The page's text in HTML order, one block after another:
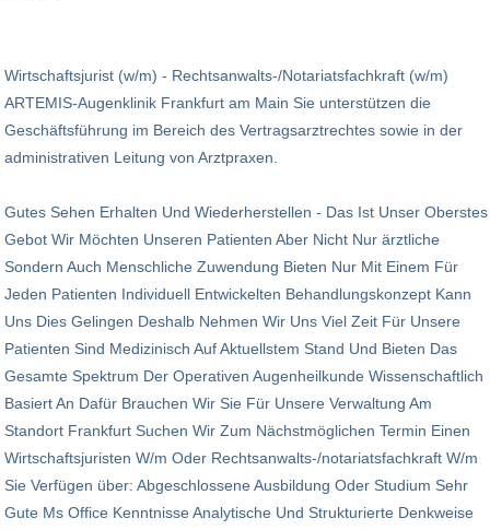
Wirtschaftsjurist (w/m) - Rechtsanwalts-/Notariatsfachkraft (w/m)
ARTEMIS-Augenklinik Frankfurt am Main Sie unterstützen die
Geschäftsführung im Bereich des Vertragsarztrechtes sowie in der
administrativen Leitung von Arztpraxen.
Gutes Sehen Erhalten Und Wiederherstellen - Das Ist Unser Oberstes
Gebot Wir Möchten Unseren Patienten Aber Nicht Nur ärztliche
Sondern Auch Menschliche Zuwendung Bieten Nur Mit Einem Für
Jeden Patienten Individuell Entwickelten Behandlungskonzept Kann
Uns Dies Gelingen Deshalb Nehmen Wir Uns Viel Zeit Für Unsere
Patienten Sind Medizinisch Auf Aktuellstem Stand Und Bieten Das
Gesamte Spektrum Der Operativen Augenheilkunde Wissenschaftlich
Basiert An Dafür Brauchen Wir Sie Für Unsere Verwaltung Am
Standort Frankfurt Suchen Wir Zum Nächstmöglichen Termin Einen
Wirtschaftsjuristen W/m Oder Rechtsanwalts-/notariatsfachkraft W/m
Sie Verfügen über: Abgeschlossene Ausbildung Oder Studium Sehr
Gute Ms Office Kenntnisse Analytische Und Strukturierte Denkweise